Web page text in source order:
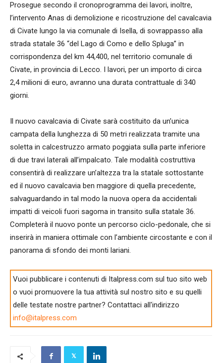
Prosegue secondo il cronoprogramma dei lavori, inoltre,
l’intervento Anas di demolizione e ricostruzione del cavalcavia
di Civate lungo la via comunale di Isella, di sovrappasso alla
strada statale 36 “del Lago di Como e dello Spluga” in
corrispondenza del km 44,400, nel territorio comunale di
Civate, in provincia di Lecco. I lavori, per un importo di circa
2,4 milioni di euro, avranno una durata contrattuale di 340
giorni.
Il nuovo cavalcavia di Civate sarà costituito da un’unica
campata della lunghezza di 50 metri realizzata tramite una
soletta in calcestruzzo armato poggiata sulla parte inferiore
di due travi laterali all’impalcato. Tale modalità costruttiva
consentirà di realizzare un’altezza tra la statale sottostante
ed il nuovo cavalcavia ben maggiore di quella precedente,
salvaguardando in tal modo la nuova opera da accidentali
impatti di veicoli fuori sagoma in transito sulla statale 36.
Completerà il nuovo ponte un percorso ciclo-pedonale, che si
inserirà in maniera ottimale con l’ambiente circostante e con il
panorama di sfondo dei monti lariani.
Vuoi pubblicare i contenuti di Italpress.com sul tuo sito web
o vuoi promuovere la tua attività sul nostro sito e su quelli
delle testate nostre partner? Contattaci all'indirizzo
info@italpress.com